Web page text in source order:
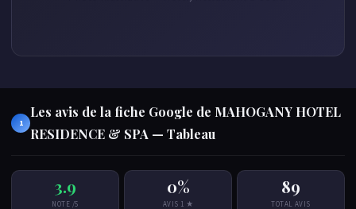
1
Les avis de la fiche Google de MAHOGANY HOTEL
RESIDENCE & SPA — Tableau
3.9
NOTE /5
0%
AVIS 1 ★
89
TOTAL AVIS